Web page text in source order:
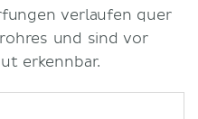
verlaufen quer
und sind vor
erkennbar.